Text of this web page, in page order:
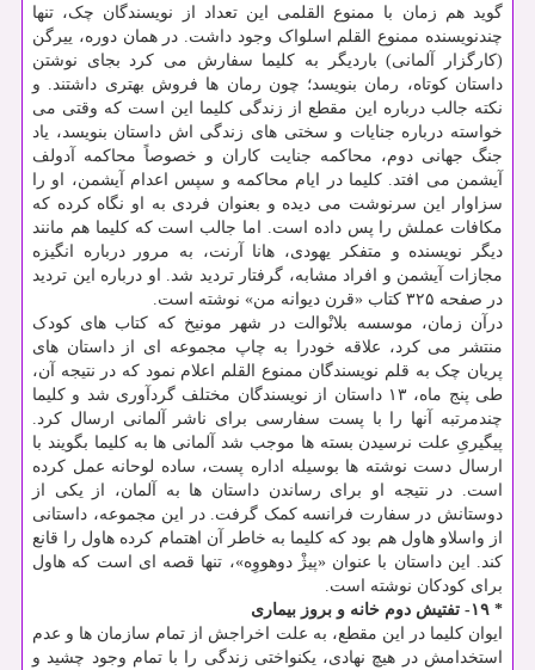
گوید هم زمان با ممنوع القلمی این تعداد از نویسندگان چک، تنها
چندنویسنده ممنوع القلم اسلواک وجود داشت. در همان دوره، ییرگن
(کارگزار آلمانی) باردیگر به کلیما سفارش می کرد بجای نوشتن
داستان کوتاه، رمان بنویسد؛ چون رمان ها فروش بهتری داشتند. و
نکته جالب درباره این مقطع از زندگی کلیما این است که وقتی می
خواسته درباره جنایات و سختی های زندگی اش داستان بنویسد، یاد
جنگ جهانی دوم، محاکمه جنایت کاران و خصوصاً محاکمه آدولف
آیشمن می افتد. کلیما در ایام محاکمه و سپس اعدام آیشمن، او را
سزاوار این سرنوشت می دیده و بعنوان فردی به او نگاه کرده که
مکافات عملش را پس داده است. اما جالب است که کلیما هم مانند
دیگر نویسنده و متفکر یهودی، هانا آرنت، به مرور درباره انگیزه
مجازات آیشمن و افراد مشابه، گرفتار تردید شد. او درباره این تردید
در صفحه ۳۲۵ کتاب «قرن دیوانه من» نوشته است.
درآن زمان، موسسه بلانْوالت در شهر مونیخ که کتاب های کودک
منتشر می کرد، علاقه خودرا به چاپ مجموعه ای از داستان های
پریان چک به قلم نویسندگان ممنوع القلم اعلام نمود که در نتیجه آن،
طی پنج ماه، ۱۳ داستان از نویسندگان مختلف گردآوری شد و کلیما
چندمرتبه آنها را با پست سفارسی برای ناشر آلمانی ارسال کرد.
پیگیریِ علت نرسیدن بسته ها موجب شد آلمانی ها به کلیما بگویند با
ارسال دست نوشته ها بوسیله اداره پست، ساده لوحانه عمل کرده
است. در نتیجه او برای رساندن داستان ها به آلمان، از یکی از
دوستانش در سفارت فرانسه کمک گرفت. در این مجموعه، داستانی
از واسلاو هاول هم بود که کلیما به خاطر آن اهتمام کرده هاول را قانع
کند. این داستان با عنوان «پیژْ دوهووِه»، تنها قصه ای است که هاول
برای کودکان نوشته است.
* ۱۹- تفتیش دوم خانه و بروز بیماری
ایوان کلیما در این مقطع، به علت اخراجش از تمام سازمان ها و عدم
استخدامش در هیچ نهادی، یکنواختی زندگی را با تمام وجود چشید و